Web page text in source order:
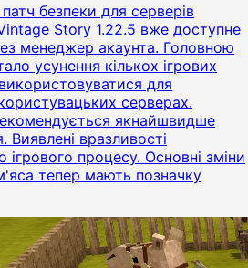
безпеки для серверів
Story 1.22.5 вже доступне
менеджер акаунта. Головною
усунення кількох ігрових
для
серверах.
якнайшвидше
Виявлені вразливості
процесу. Основні зміни
тепер мають позначку